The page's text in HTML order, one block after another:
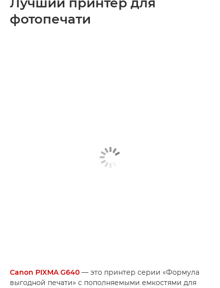
фотопечати
Canon PIXMA G640 — это принтер серии «Формула
выгодной печати» с пополняемыми емкостями для